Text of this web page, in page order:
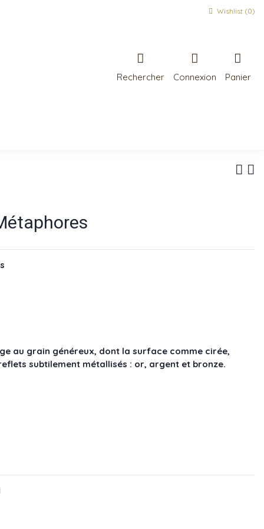
Wishlist (0)
Rechercher Connexion Panier
au grain généreux, dont la surface comme cirée,
subtilement métallisés : or, argent et bronze.